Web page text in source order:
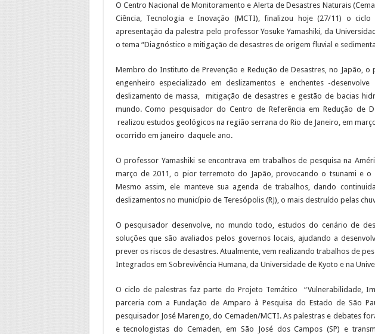
O Centro Nacional de Monitoramento e Alerta de Desastres Naturais
Ciência, Tecnologia e Inovação (MCTI), finalizou hoje (27/11) o
apresentação da palestra pelo professor Yosuke Yamashiki, da
o tema “Diagnóstico e mitigação de desastres de origem fluvial e
Membro do Instituto de Prevenção e Redução de Desastres, no Japão, o
engenheiro especializado em deslizamentos e enchentes -
deslizamento de massa, mitigação de desastres e gestão de bacias
mundo. Como pesquisador do Centro de Referência em Redução de
realizou estudos geológicos na região serrana do Rio de Janeiro, em
ocorrido em janeiro daquele ano.
O professor Yamashiki se encontrava em trabalhos de pesquisa na
março de 2011, o pior terremoto do Japão, provocando o tsunami e o
Mesmo assim, ele manteve sua agenda de trabalhos, dando
deslizamentos no município de Teresópolis (RJ), o mais destruído pelas
O pesquisador desenvolve, no mundo todo, estudos do cenário de
soluções que são avaliados pelos governos locais, ajudando a
prever os riscos de desastres. Atualmente, vem realizando trabalhos de
Integrados em Sobrevivência Humana, da Universidade de Kyoto e na
O ciclo de palestras faz parte do Projeto Temático “Vulnerabilidade,
parceria com a Fundação de Amparo à Pesquisa do Estado de São
pesquisador José Marengo, do Cemaden/MCTI. As palestras e debates
e tecnologistas do Cemaden, em São José dos Campos (SP) e